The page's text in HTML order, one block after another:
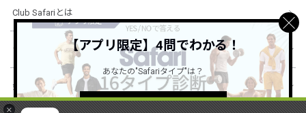
×
Club Safariとは
ショッピングガイド
会社概要・規約
【アプリ限定】4問でわかる！
あなたの"Safariタイプ"は？
詳しくはこちら ＞